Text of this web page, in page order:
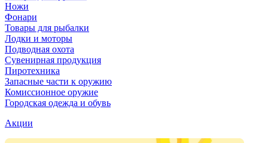
Ножи
Фонари
Товары для рыбалки
Лодки и моторы
Подводная охота
Сувенирная продукция
Пиротехника
Запасные части к оружию
Комиссионное оружие
Городская одежда и обувь
Акции